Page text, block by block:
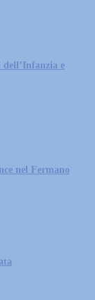
dell’Infanzia e
nel Fermano